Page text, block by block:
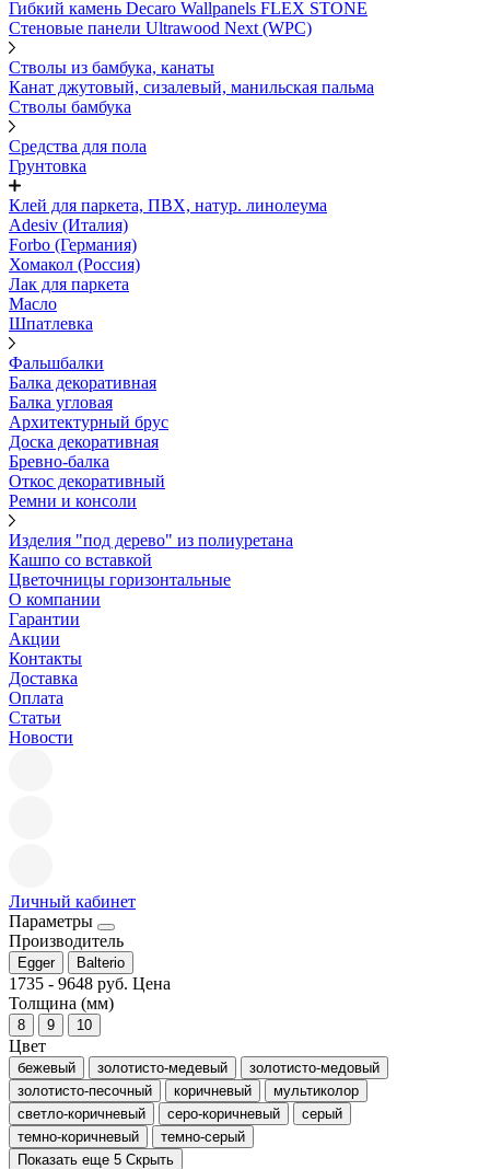
Гибкий камень Decaro Wallpanels FLEX STONE
Стеновые панели Ultrawood Next (WPC)
Стволы из бамбука, канаты
Канат джутовый, сизалевый, манильская пальма
Стволы бамбука
Средства для пола
Грунтовка
Клей для паркета, ПВХ, натур. линолеума
Adesiv (Италия)
Forbo (Германия)
Хомакол (Россия)
Лак для паркета
Масло
Шпатлевка
Фальшбалки
Балка декоративная
Балка угловая
Архитектурный брус
Доска декоративная
Бревно-балка
Откос декоративный
Ремни и консоли
Изделия "под дерево" из полиуретана
Кашпо со вставкой
Цветочницы горизонтальные
О компании
Гарантии
Акции
Контакты
Доставка
Оплата
Статьи
Новости
Личный кабинет
Параметры
Производитель
Egger Balterio
1735 - 9648 руб. Цена
Толщина (мм)
8 9 10
Цвет
бежевый золотисто-медевый
золотисто-медовый
золотисто-песочный
коричневый
мультиколор
светло-коричневый
серо-коричневый
серый
темно-коричневый
темно-серый
Показать еще 5 Скрыть